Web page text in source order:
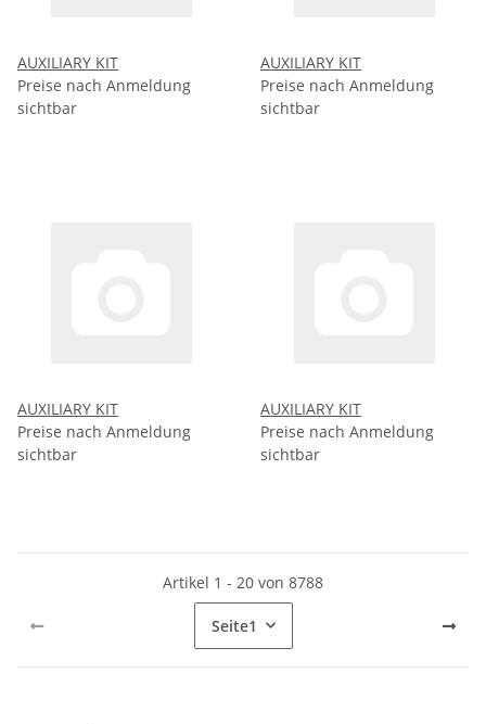
AUXILIARY KIT
Preise nach Anmeldung
sichtbar
AUXILIARY KIT
Preise nach Anmeldung
sichtbar
AUXILIARY KIT
Preise nach Anmeldung
sichtbar
AUXILIARY KIT
Preise nach Anmeldung
sichtbar
Artikel 1 - 20 von 8788
Seite1